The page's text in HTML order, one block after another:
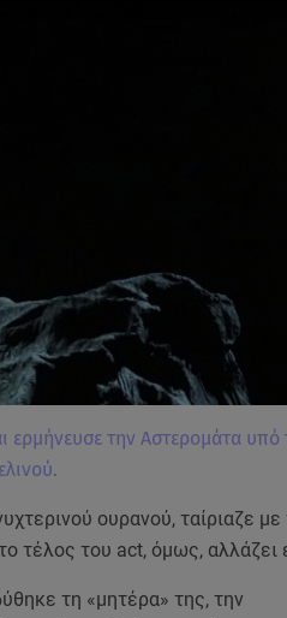
ερμήνευσε την Αστερομάτα υπό
ουρανού, ταίριαζε με
τέλος του act, όμως, αλλάζει
τη «μητέρα» της, την